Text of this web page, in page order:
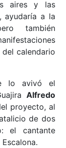
aires y las
ayudaría a la
también
calendario
lo avivó el
Alfredo
proyecto, al
de dos
el cantante